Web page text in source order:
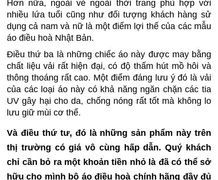
Hơn nữa, ngoài vẻ ngoài thời trang phù hợp với
nhiều lứa tuổi cũng như đối tượng khách hàng sử
dụng cả nam và nữ là một điểm lợi thế của các mẫu
áo điều hoà Nhật Bản.
Điều thứ ba là những chiếc áo này được may bằng
chất liệu vải rất hiện đại, có độ thấm hút mồ hôi và
thông thoáng rất cao. Một điểm đáng lưu ý đó là vải
của các loại áo này có khả năng ngăn chặn các tia
UV gây hại cho da, chống nóng rất tốt mà không lo
lưu giữ mùi cơ thể.
Và điều thứ tư, đó là những sản phẩm này trên
thị trường có giá vô cùng hấp dẫn. Quý khách
chỉ cần bỏ ra một khoản tiền nhỏ là đã có thể sở
hữu cho mình bộ áo điều hoà chính hãng đầy đủ